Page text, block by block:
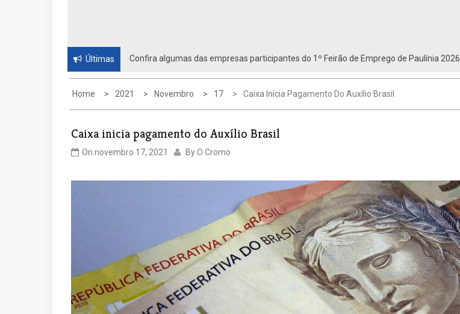
Últimas Confira algumas das empresas participantes do 1º Feirão de Emprego de Paulínia 2026
Home 2021 Novembro 17 Caixa Inicia Pagamento Do Auxílio Brasil
Caixa inicia pagamento do Auxílio Brasil
On novembro 17, 2021 ByO Cromo